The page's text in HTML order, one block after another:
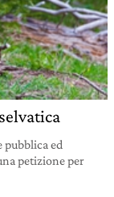
ed
petizione per